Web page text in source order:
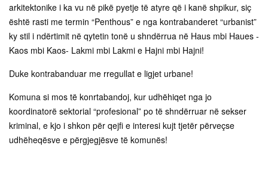
arkitektonike i ka vu në pikë pyetje të atyre që i kanë shpikur, siç
është rasti me termin “Penthous” e nga kontrabanderet “urbanist”
ky stil i ndërtimit në qytetin tonë u shndërrua në Haus mbi Haues -
Kaos mbi Kaos- Lakmi mbi Lakmi e Hajni mbi Hajni!
Duke kontrabanduar me rregullat e ligjet urbane!
Komuna si mos të konrtabandoj, kur udhëhiqet nga jo
koordinatorë sektorial “profesional” po të shndërruar në sekser
kriminal, e kjo i shkon për qejfi e interesi kujt tjetër përveçse
udhëheqësve e përgjegjësve të komunës!